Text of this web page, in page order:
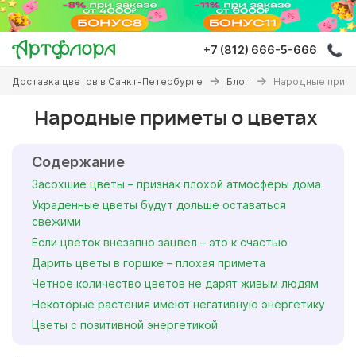
Перейти
основному
содержанию
+7 (812) 666-5-666
Вы
здесь
Доставка цветов в Санкт-Петербурге Блог Народные
Народные приметы о цветах
Содержание
Засохшие цветы – признак плохой атмосферы дома
Украденные цветы будут дольше оставаться
свежими
Если цветок внезапно зацвел – это к счастью
Дарить цветы в горшке – плохая примета
Четное количество цветов не дарят живым людям
Некоторые растения имеют негативную энергетику
Цветы с позитивной энергетикой